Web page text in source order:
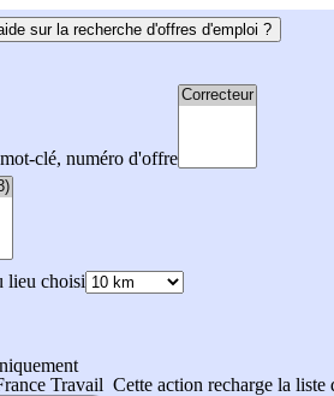
sur la recherche d'offres d'emploi ?
clé, numéro d'offre
lieu choisi
Travail Cette action recharge la liste